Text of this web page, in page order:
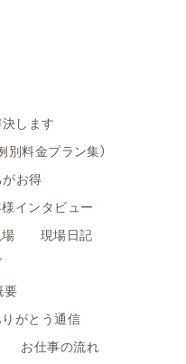
します
別料金プラン集）
お得
インタビュー
現場日記
要
がとう通信
お仕事の流れ